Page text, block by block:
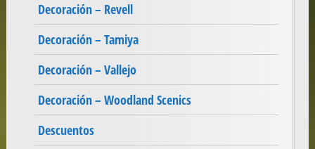
Decoración – Revell
Decoración – Tamiya
Decoración – Vallejo
Decoración – Woodland Scenics
Descuentos